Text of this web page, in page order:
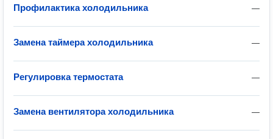
—
Профилактика холодильника
—
Замена таймера холодильника
—
Регулировка термостата
—
Замена вентилятора холодильника